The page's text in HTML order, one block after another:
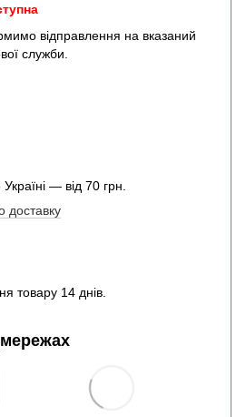
відправлення на вказаний
служби.
— від 70 грн.
доставку
товару 14 днів.